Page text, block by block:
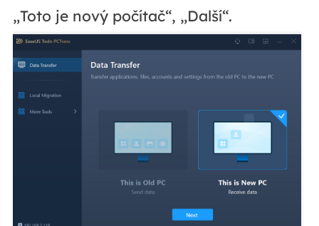
„Toto je nový počítač“, „Další“.